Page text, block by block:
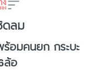
ดลม
อมคนยก กระบะ
ล้อ